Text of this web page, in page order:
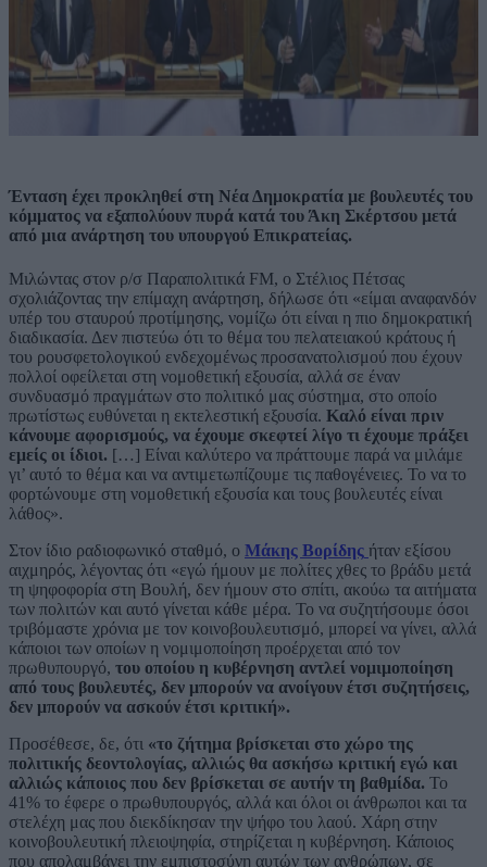
Ένταση έχει προκληθεί στη Νέα Δημοκρατία με βουλευτές του
κόμματος να εξαπολύουν πυρά κατά του Άκη Σκέρτσου μετά
από μια ανάρτηση του υπουργού Επικρατείας.
Μιλώντας στον ρ/σ Παραπολιτικά FM, ο Στέλιος Πέτσας
σχολιάζοντας την επίμαχη ανάρτηση, δήλωσε ότι «είμαι αναφανδόν
υπέρ του σταυρού προτίμησης, νομίζω ότι είναι η πιο δημοκρατική
διαδικασία. Δεν πιστεύω ότι το θέμα του πελατειακού κράτους ή
του ρουσφετολογικού ενδεχομένως προσανατολισμού που έχουν
πολλοί οφείλεται στη νομοθετική εξουσία, αλλά σε έναν
συνδυασμό πραγμάτων στο πολιτικό μας σύστημα, στο οποίο
πρωτίστως ευθύνεται η εκτελεστική εξουσία. Καλό είναι πριν
κάνουμε αφορισμούς, να έχουμε σκεφτεί λίγο τι έχουμε πράξει
εμείς οι ίδιοι. […] Είναι καλύτερο να πράττουμε παρά να μιλάμε
γι’ αυτό το θέμα και να αντιμετωπίζουμε τις παθογένειες. Το να το
φορτώνουμε στη νομοθετική εξουσία και τους βουλευτές είναι
λάθος».
Στον ίδιο ραδιοφωνικό σταθμό, ο Μάκης Βορίδης ήταν εξίσου
αιχμηρός, λέγοντας ότι «εγώ ήμουν με πολίτες χθες το βράδυ μετά
τη ψηφοφορία στη Βουλή, δεν ήμουν στο σπίτι, ακούω τα αιτήματα
των πολιτών και αυτό γίνεται κάθε μέρα. Το να συζητήσουμε όσοι
τριβόμαστε χρόνια με τον κοινοβουλευτισμό, μπορεί να γίνει, αλλά
κάποιοι των οποίων η νομιμοποίηση προέρχεται από τον
πρωθυπουργό, του οποίου η κυβέρνηση αντλεί νομιμοποίηση
από τους βουλευτές, δεν μπορούν να ανοίγουν έτσι συζητήσεις,
δεν μπορούν να ασκούν έτσι κριτική».
Προσέθεσε, δε, ότι «το ζήτημα βρίσκεται στο χώρο της
πολιτικής δεοντολογίας, αλλιώς θα ασκήσω κριτική εγώ και
αλλιώς κάποιος που δεν βρίσκεται σε αυτήν τη βαθμίδα. Το
41% το έφερε ο πρωθυπουργός, αλλά και όλοι οι άνθρωποι και τα
στελέχη μας που διεκδίκησαν την ψήφο του λαού. Χάρη στην
κοινοβουλευτική πλειοψηφία, στηρίζεται η κυβέρνηση. Κάποιος
που απολαμβάνει την εμπιστοσύνη αυτών των ανθρώπων, σε